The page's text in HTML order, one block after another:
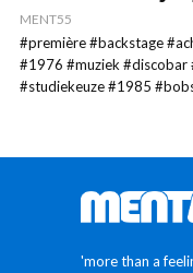
MENT55
#première #backstage
#1976 #muziek
#studiekeuze #1985
'more than a